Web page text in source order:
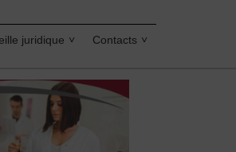
juridique Contacts